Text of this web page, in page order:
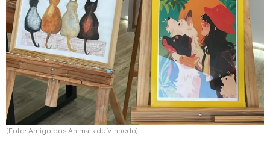
(Foto: Amigo dos Animais de Vinhedo)